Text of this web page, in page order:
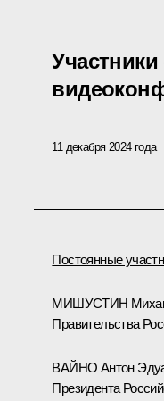
11 декабря 2024 года
Постоянные
МИШУСТИН
Правительства
ВАЙНО Антон
Президента